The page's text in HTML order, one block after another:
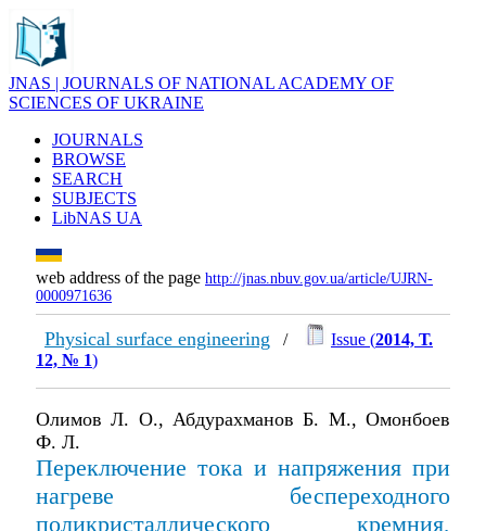
JNAS | JOURNALS OF NATIONAL ACADEMY OF
SCIENCES OF UKRAINE
JOURNALS
BROWSE
SEARCH
SUBJECTS
LibNAS UA
web address of the page http://jnas.nbuv.gov.ua/article/UJRN-
0000971636
Physical surface engineering / Issue (2014, Т.
12, № 1)
Олимов Л. О., Абдурахманов Б. М., Омонбоев
Ф. Л.
Переключение тока и напряжения при
нагреве беспереходного
поликристаллического кремния,